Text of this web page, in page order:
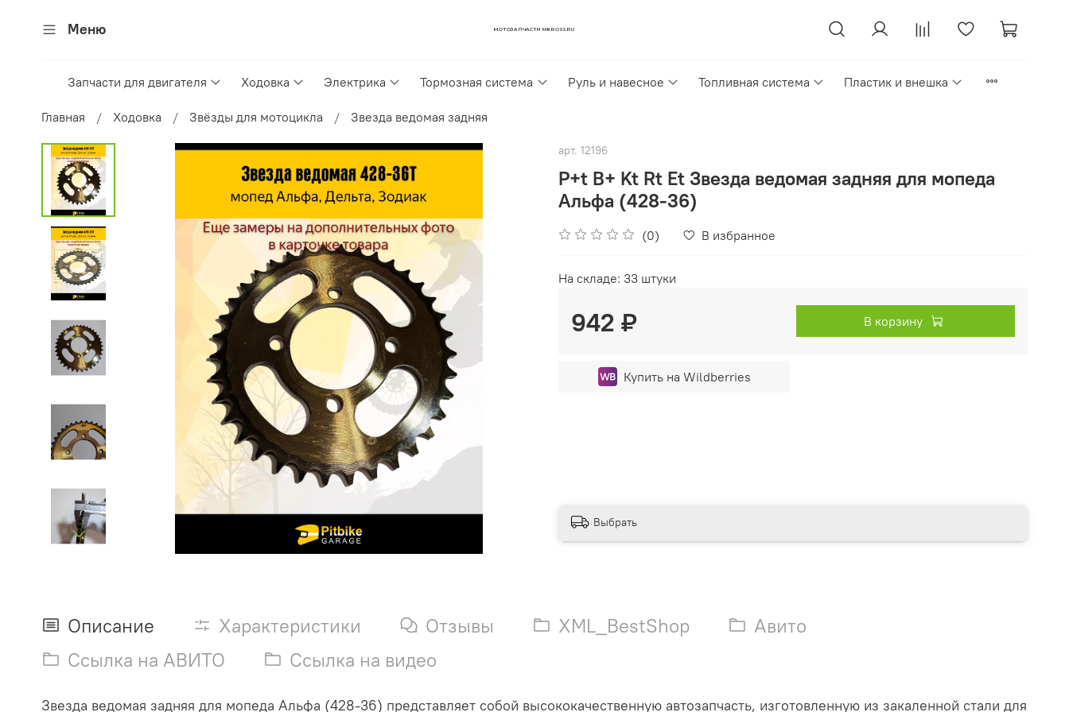
Меню МОТОЗАПЧАСТИ MKROSS.RU
Запчасти для двигателя Ходовка Электрика Тормозная система Руль и навесное Топливная система Пластик и внешка
Главная Ходовка Звёзды для мотоцикла Звезда ведомая задняя
арт. 12196
P+t B+ Kt Rt Et Звезда ведомая задняя для мопеда
Альфа (428-36)
(0) В избранное
На складе: 33 штуки
942 ₽ В корзину
Купить на Wildberries
Выбрать
Описание Характеристики Отзывы XML_BestShop
Авито
Ссылка на АВИТО
Ссылка на видео
Звезда ведомая задняя для мопеда Альфа (428-36) представляет собой высококачественную автозапчасть, изготовленную из закаленной стали для